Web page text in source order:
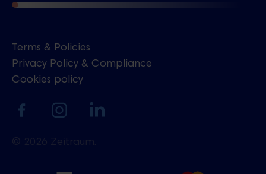
Ukrainian
Terms & Policies
Privacy Policy & Compliance
Cookies policy